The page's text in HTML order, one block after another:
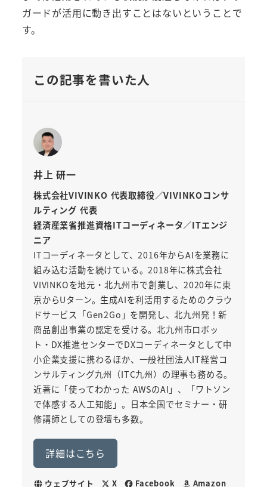
ガードが活用に動き出すことはないということで
す。
この記事を書いた人
井上 研一
株式会社VIVINKO 代表取締役／VIVINKOコンサ
ルティング 代表
経済産業省推進資格ITコーディネータ／ITエンジ
ニア
ITコーディネータとして、2016年からAIを業務に
組み込む活動を続けている。2018年に株式会社
VIVINKOを地元・北九州市で創業し、2020年に東
京からUターン。生成AIを利活用するためのクラウ
ドサービス「Gen2Go」を開発し、北九州発！新
商品創出事業の認定を受ける。北九州市ロボッ
ト・DX推進センターでDXコーディネータとして中
小企業支援に携わるほか、一般社団法人IT経営コ
ンサルティング九州（ITC九州）の理事も務める。
近著に「使ってわかった AWSのAI」、「ワトソン
で体感する人工知能」。日本全国でセミナー・研
修講師としての登壇も多数。
詳細はこちら
ウェブサイト X Facebook Amazon